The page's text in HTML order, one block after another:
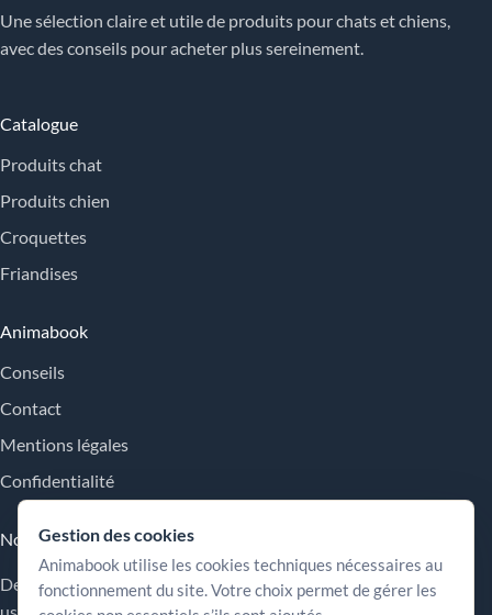
Une sélection claire et utile de produits pour chats et chiens,
avec des conseils pour acheter plus sereinement.
Catalogue
Produits chat
Produits chien
Croquettes
Friandises
Animabook
Conseils
Contact
Mentions légales
Confidentialité
Nos engagements
Des repères simples pour comparer les offres, comprendre les
usages et choisir plus sereinement.
Gestion des cookies
Animabook utilise les cookies techniques nécessaires au
fonctionnement du site. Votre choix permet de gérer les